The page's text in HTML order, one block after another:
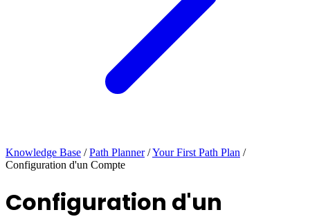
Knowledge Base / Path Planner /Your First Path Plan /
Configuration d'un Compte
Configuration d'un